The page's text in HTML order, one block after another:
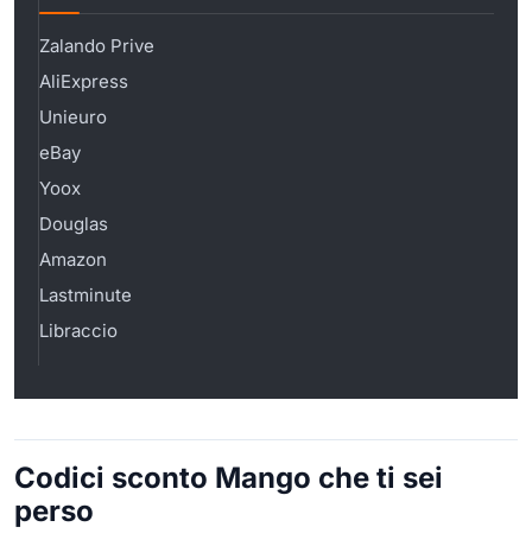
Zalando Prive
AliExpress
Unieuro
eBay
Yoox
Douglas
Amazon
Lastminute
Libraccio
Codici sconto Mango che ti sei
perso